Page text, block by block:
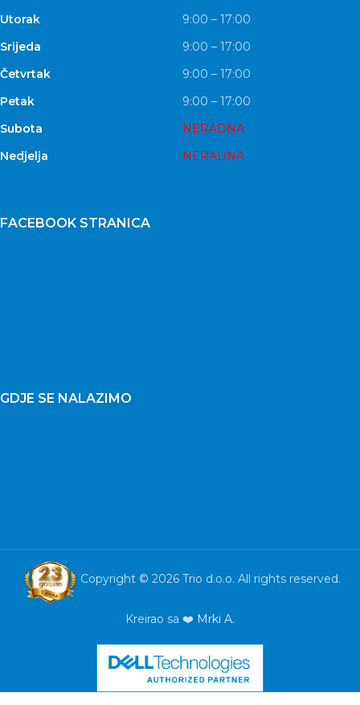
Utorak
9:00 – 17:00
Srijeda
9:00 – 17:00
Četvrtak
9:00 – 17:00
Petak
9:00 – 17:00
Subota
NERADNA
Nedjelja
NERADNA
FACEBOOK STRANICA
GDJE SE NALAZIMO
Copyright © 2026 Trio d.o.o. All rights reserved.
Kreirao sa ❤️ Mrki A.
Mobitel